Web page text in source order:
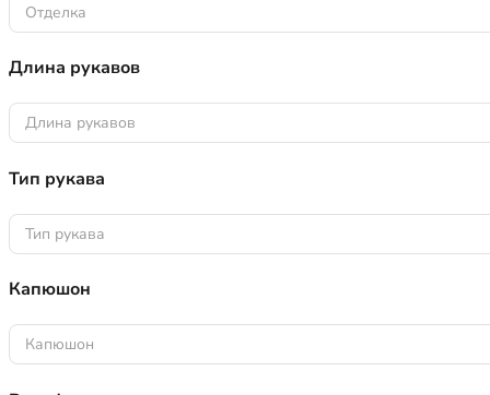
Отделка
Длина рукавов
Длина рукавов
Тип рукава
Тип рукава
Капюшон
Капюшон